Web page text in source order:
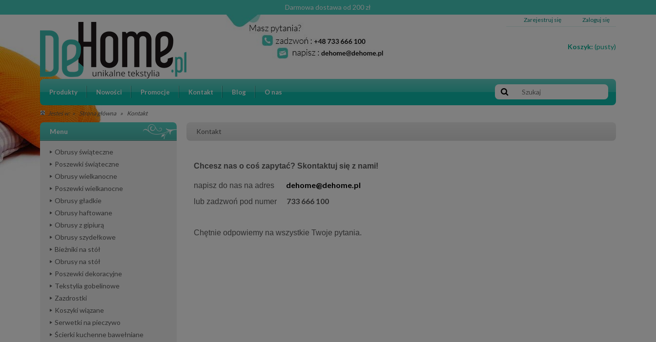
Darmowa dostawa od 200 zł
Zarejestruj się Zaloguj się
Koszyk: (pusty)
Produkty Nowości Promocje Kontakt Blog O nas
Jesteś w: » Strona główna » Kontakt
Menu
Obrusy świąteczne
Poszewki świąteczne
Obrusy wielkanocne
Poszewki wielkanocne
Obrusy gładkie
Obrusy haftowane
Obrusy z gipiurą
Obrusy szydełkowe
Bieżniki na stół
Obrusy na stół
Poszewki dekoracyjne
Tekstylia gobelinowe
Zazdrostki
Koszyki wiązane
Serwetki na pieczywo
Ścierki kuchenne bawełniane
Kontakt
Chcesz nas o coś zapytać? Skontaktuj się z nami!
napisz do nas na adres dehome@dehome.pl
lub zadzwoń pod numer 733 666 100
Chętnie odpowiemy na wszystkie Twoje pytania.